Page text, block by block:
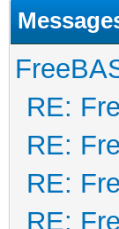
RE:
RE:
RE:
RE: